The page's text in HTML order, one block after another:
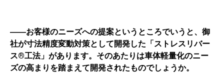
――お客様のニーズへの提案というところでいうと、御
社が寸法精度変動対策として開発した「ストレスリバー
ス®工法」があります。そのあたりは車体軽量化のニー
ズの高まりを踏まえて開発されたものでしょうか。